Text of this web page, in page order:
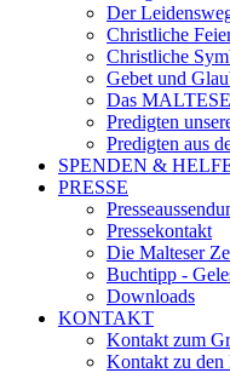
Der
Christliche
Christliche
Gebet und
Das
Predigten
Predigten aus
SPENDEN &
PRESSE
Pressekontakt
Die Malteser
Buchtipp -
Downloads
KONTAKT
Kontakt zum
Kontakt zu